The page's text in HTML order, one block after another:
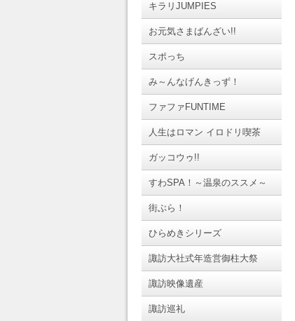
キラリJUMPIES
お元気さまばんざい!!
スポっち
み～んなげんきっず！
ファファFUNTIME
人生はロマン イロドリ喫茶
ガッコウゥ!!
すわSPA！～温泉のススメ～
街ぶら！
ひらめきシリーズ
諏訪大社式年造営御柱大祭
諏訪映像遺産
諏訪巡礼